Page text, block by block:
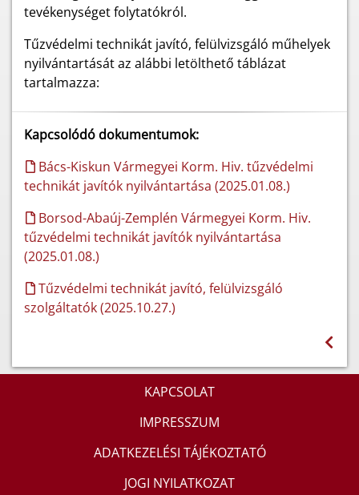
tevékenységet folytatókról.
Tűzvédelmi technikát javító, felülvizsgáló műhelyek
nyilvántartását az alábbi letölthető táblázat
tartalmazza:
Kapcsolódó dokumentumok:
Bács-Kiskun Vármegyei Korm. Hiv. tűzvédelmi
technikát javítók nyilvántartása (2025.01.08.)
Borsod-Abaúj-Zemplén Vármegyei Korm. Hiv.
tűzvédelmi technikát javítók nyilvántartása
(2025.01.08.)
Tűzvédelmi technikát javító, felülvizsgáló
szolgáltatók (2025.10.27.)
KAPCSOLAT
IMPRESSZUM
ADATKEZELÉSI TÁJÉKOZTATÓ
JOGI NYILATKOZAT